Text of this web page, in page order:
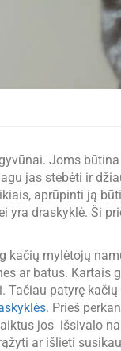
Joms
jas stebėti ir
aprūpinti ją
yra draskyklė. Ši
kačių mylėtojų
ar batus.
Tačiau patyrę
. Prieš
jos išsivalo
ar išlieti